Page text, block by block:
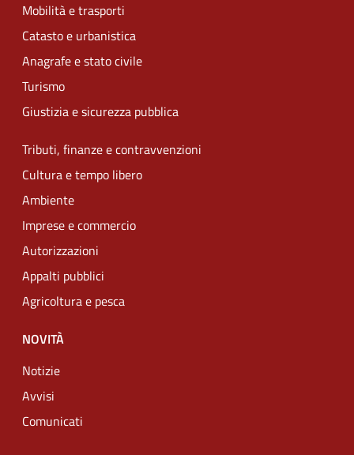
Mobilità e trasporti
Catasto e urbanistica
Anagrafe e stato civile
Turismo
Giustizia e sicurezza pubblica
Tributi, finanze e contravvenzioni
Cultura e tempo libero
Ambiente
Imprese e commercio
Autorizzazioni
Appalti pubblici
Agricoltura e pesca
NOVITÀ
Notizie
Avvisi
Comunicati